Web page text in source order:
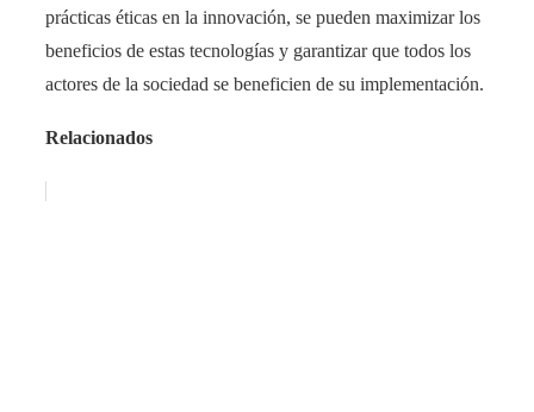
prácticas éticas en la innovación, se pueden maximizar los
beneficios de estas tecnologías y garantizar que todos los
actores de la sociedad se beneficien de su implementación.
Relacionados